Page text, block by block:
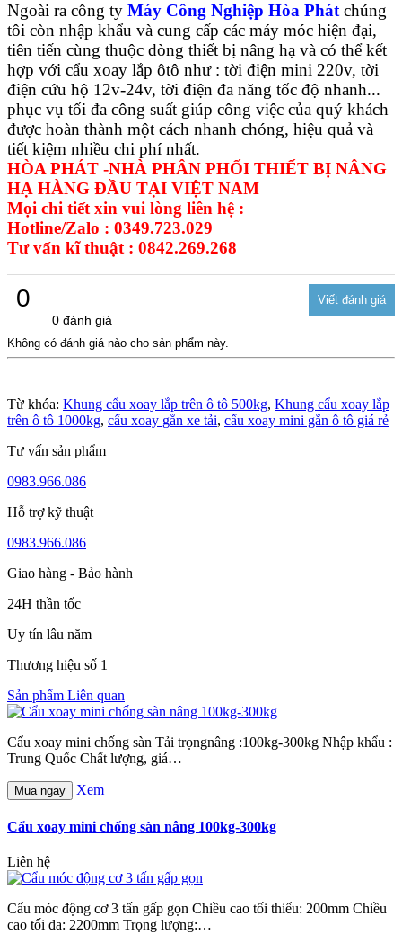
Ngoài ra công ty Máy Công Nghiệp Hòa Phátchúng
tôi còn nhập khẩu và cung cấp các máy móc hiện đại,
tiên tiến cùng thuộc dòng thiết bị nâng hạ và có thể kết
hợp với cẩu xoay lắp ôtô như : tời điện mini 220v, tời
điện cứu hộ 12v-24v, tời điện đa năng tốc độ nhanh...
phục vụ tối đa công suất giúp công việc của quý khách
được hoàn thành một cách nhanh chóng, hiệu quả và
tiết kiệm nhiều chi phí nhất.
HÒA PHÁT -NHÀ PHÂN PHỐI THIẾT BỊ NÂNG
HẠ HÀNG ĐẦU TẠI VIỆT NAM
Mọi chi tiết xin vui lòng liên hệ :
Hotline/Zalo : 0349.723.029
Tư vấn kĩ thuật : 0842.269.268
0
0 đánh giá
Không có đánh giá nào cho sản phẩm này.
Từ khóa: Khung cẩu xoay lắp trên ô tô 500kg, Khung cẩu xoay lắp
trên ô tô 1000kg, cẩu xoay gắn xe tải, cẩu xoay mini gắn ô tô giá rẻ
Tư vấn sản phẩm
0983.966.086
Hỗ trợ kỹ thuật
0983.966.086
Giao hàng - Bảo hành
24H thần tốc
Uy tín lâu năm
Thương hiệu số 1
Sản phẩm Liên quan
Cẩu xoay mini chống sàn Tải trọngnâng :100kg-300kg Nhập khẩu :
Trung Quốc Chất lượng, giá…
Mua ngay Xem
Cẩu xoay mini chống sàn nâng 100kg-300kg
Liên hệ
Cẩu móc động cơ 3 tấn gấp gọn Chiều cao tối thiểu: 200mm Chiều
cao tối đa: 2200mm Trọng lượng:…